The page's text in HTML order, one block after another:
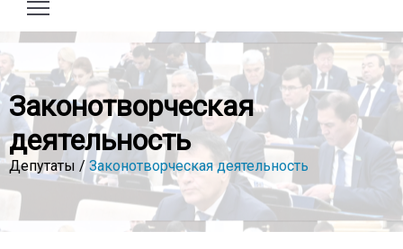
Законотворческая
деятельность
Депутаты /Законотворческая деятельность